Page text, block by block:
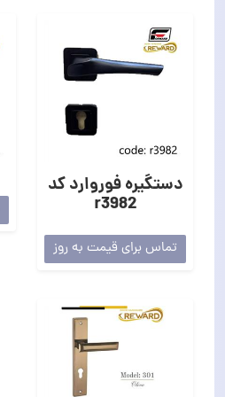
دستگیره فوروارد کد
r3982
تماس برای قیمت به روز